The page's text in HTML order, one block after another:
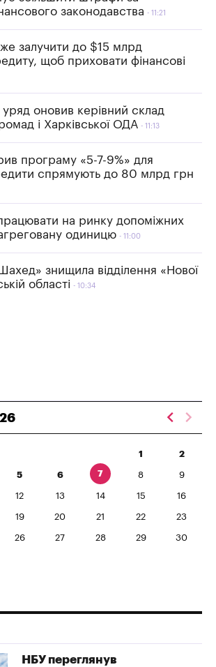
законодавства
11:21
залучити до $15 млрд
щоб приховати фінансові
уряд оновив керівний склад
і Харківської ОДА
11:13
програму «5-7-9%» для
спрямують до 80 млрд грн
на ринку допоміжних
одиницю
11:00
знищила відділення «Нової
області
10:34
1 2
5 6 7 8 9
12 13 14 15 16
19 20 21 22 23
26 27 28 29 30
НБУ переглянув